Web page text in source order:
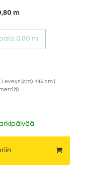
m
0,80 m
Leveys (cm): 145 cm |
metriä)